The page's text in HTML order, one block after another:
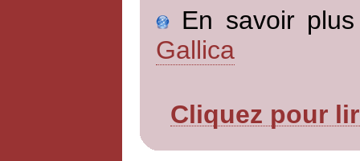
En savoir
Gallica
Cliquez pour